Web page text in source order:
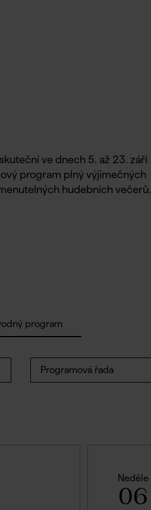
ve dnech 5. až 23. září
program plný výjimečných
hudebních večerů.
program
Programová řada
Neděle
06